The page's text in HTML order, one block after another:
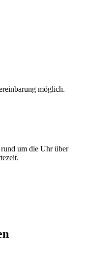
möglich.
um die Uhr über